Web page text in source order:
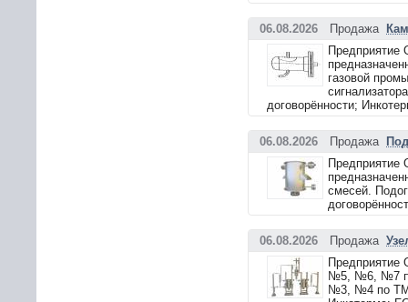
06.08.2026 Продажа
Предприятие
газовой
договорённости;
06.08.2026 Продажа
Предприятие
смесей.
06.08.2026 Продажа
№5, №6, №7
№3, №4 по